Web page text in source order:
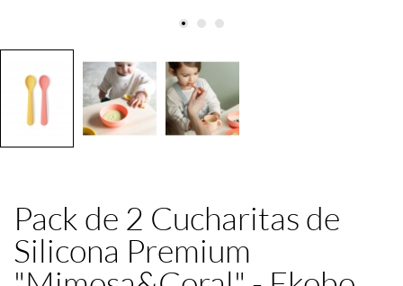
Pack de 2 Cucharitas de
Silicona Premium